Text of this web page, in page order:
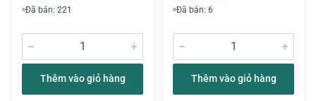
Đã bán: 221
Thêm vào giỏ hàng
Đã bán: 6
Thêm vào giỏ hàng